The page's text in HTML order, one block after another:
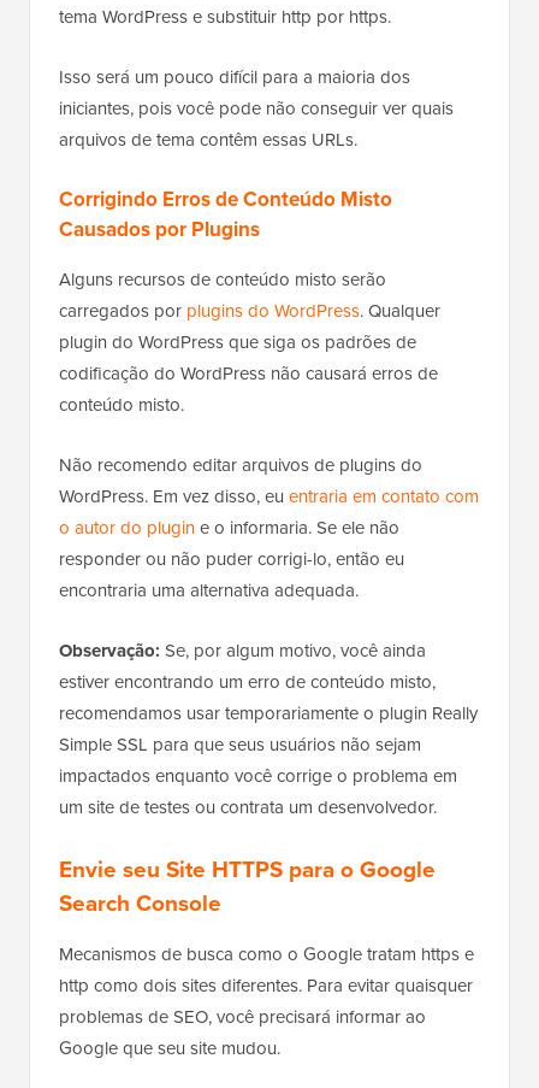
tema WordPress e substituir http por https.
Isso será um pouco difícil para a maioria dos
iniciantes, pois você pode não conseguir ver quais
arquivos de tema contêm essas URLs.
Corrigindo Erros de Conteúdo Misto
Causados por Plugins
Alguns recursos de conteúdo misto serão
carregados por plugins do WordPress. Qualquer
plugin do WordPress que siga os padrões de
codificação do WordPress não causará erros de
conteúdo misto.
Não recomendo editar arquivos de plugins do
WordPress. Em vez disso, eu entraria em contato com
o autor do plugine o informaria. Se ele não
responder ou não puder corrigi-lo, então eu
encontraria uma alternativa adequada.
Observação: Se, por algum motivo, você ainda
estiver encontrando um erro de conteúdo misto,
recomendamos usar temporariamente o plugin Really
Simple SSL para que seus usuários não sejam
impactados enquanto você corrige o problema em
um site de testes ou contrata um desenvolvedor.
Envie seu Site HTTPS para o Google
Search Console
Mecanismos de busca como o Google tratam https e
http como dois sites diferentes. Para evitar quaisquer
problemas de SEO, você precisará informar ao
Google que seu site mudou.